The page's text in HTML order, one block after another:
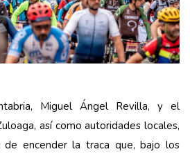
Miguel Ángel Revilla, y el
así como autoridades locales,
de encender la traca que, bajo los